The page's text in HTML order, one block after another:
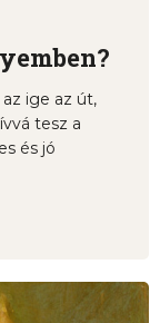
ige az út,
tesz a
és jó